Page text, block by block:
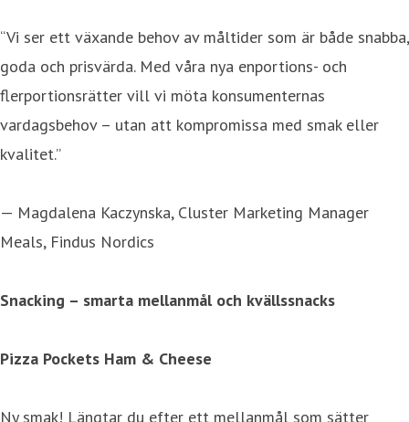
“Vi ser ett växande behov av måltider som är både snabba,
goda och prisvärda. Med våra nya enportions- och
flerportionsrätter vill vi möta konsumenternas
vardagsbehov – utan att kompromissa med smak eller
kvalitet.”
— Magdalena Kaczynska, Cluster Marketing Manager
Meals, Findus Nordics
Snacking – smarta mellanmål och kvällssnacks
Pizza Pockets Ham & Cheese
Ny smak! Längtar du efter ett mellanmål som sätter